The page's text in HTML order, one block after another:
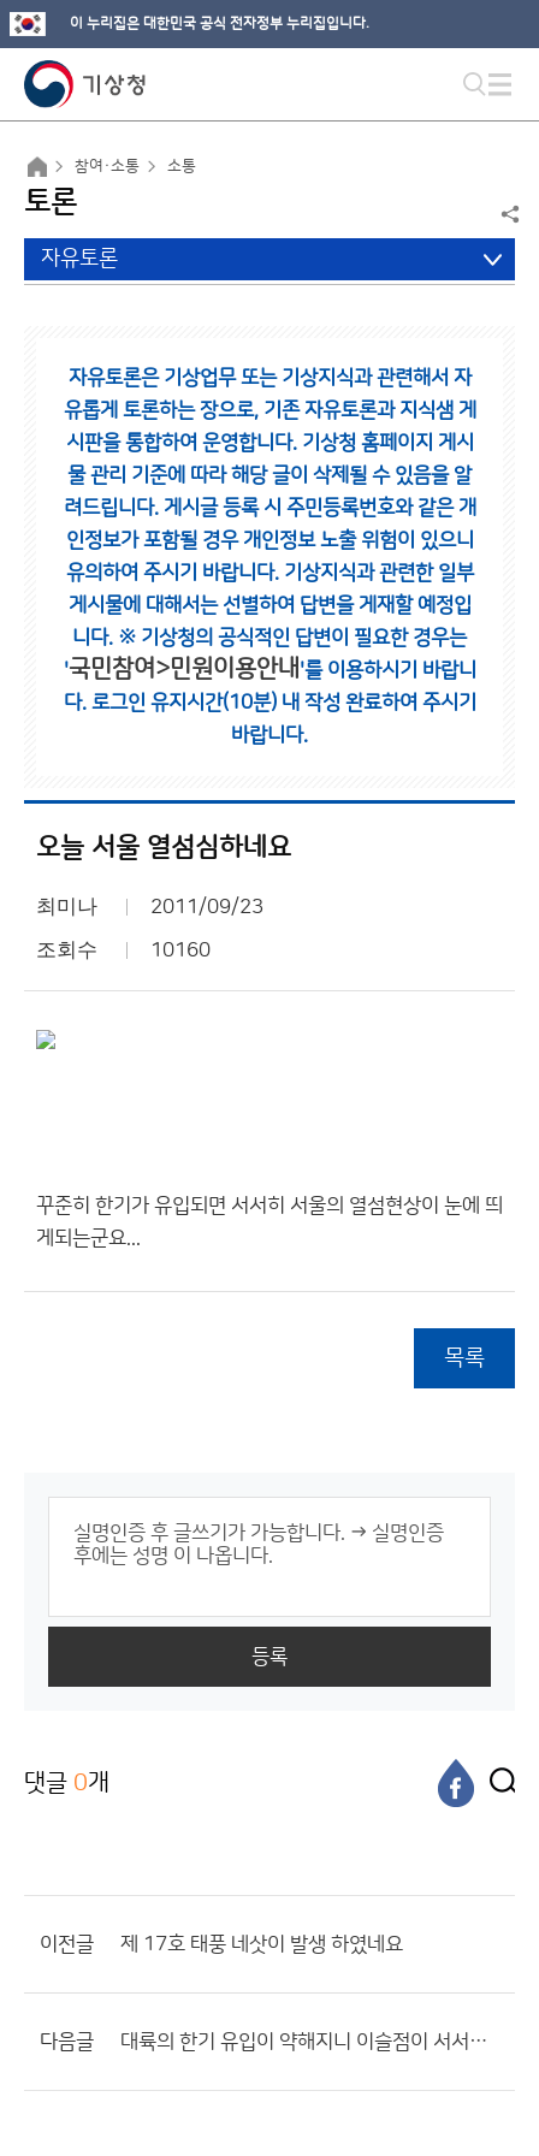
이 누리집은 대한민국 공식 전자정부 누리집입니다.
참여·소통 소통
토론
자유토론
자유토론은 기상업무 또는 기상지식과 관련해서 자
유롭게 토론하는 장으로, 기존 자유토론과 지식샘 게
시판을 통합하여 운영합니다. 기상청 홈페이지 게시
물 관리 기준에 따라 해당 글이 삭제될 수 있음을 알
려드립니다. 게시글 등록 시 주민등록번호와 같은 개
인정보가 포함될 경우 개인정보 노출 위험이 있으니
유의하여 주시기 바랍니다. 기상지식과 관련한 일부
게시물에 대해서는 선별하여 답변을 게재할 예정입
니다. ※ 기상청의 공식적인 답변이 필요한 경우는
'국민참여>민원이용안내 '를 이용하시기 바랍니
다. 로그인 유지시간(10분) 내 작성 완료하여 주시기
바랍니다.
오늘 서울 열섬심하네요
최미나 2011/09/23
조회수 10160
꾸준히 한기가 유입되면 서서히 서울의 열섬현상이 눈에 띄
게되는군요...
목록
등록
댓글 0개
이전글 제 17호 태풍 네삿이 발생 하였네요
다음글 대륙의 한기 유입이 약해지니 이슬점이 서서히 오르기 시작하네요.